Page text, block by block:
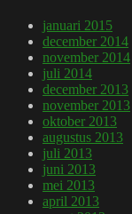
januari 2015
december 2014
november 2014
juli 2014
december 2013
november 2013
oktober 2013
augustus 2013
juli 2013
juni 2013
mei 2013
april 2013